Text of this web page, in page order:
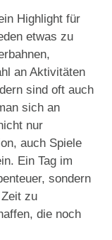
Highlight für
etwas zu
an Aktivitäten
sind oft auch
sich an
nur
auch Spiele
Ein Tag im
sondern
zu
die noch